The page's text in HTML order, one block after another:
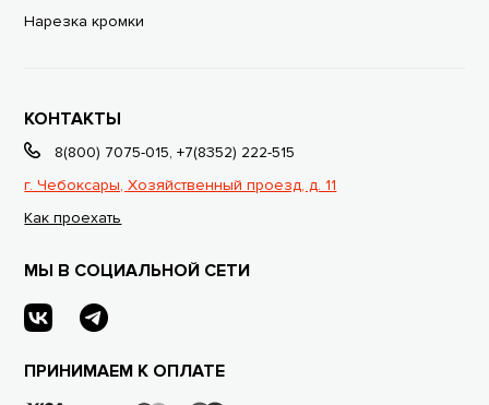
Нарезка кромки
КОНТАКТЫ
8(800) 7075-015,+7(8352) 222-515
г. Чебоксары, Хозяйственный проезд, д. 11
Как проехать
МЫ В СОЦИАЛЬНОЙ СЕТИ
ПРИНИМАЕМ К ОПЛАТЕ